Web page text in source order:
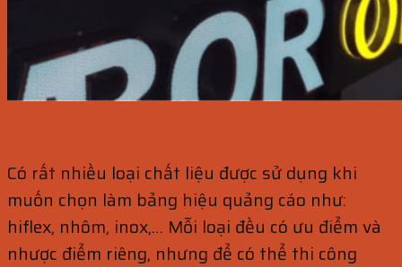
Có rất nhiều loại chất liệu được sử dụng khi
muốn chọn làm bảng hiệu quảng cáo như:
hiflex, nhôm, inox,… Mỗi loại đều có ưu điểm và
nhược điểm riêng, nhưng để có thể thi công